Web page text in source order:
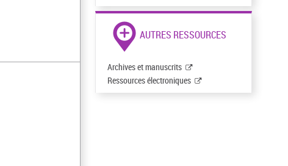
AUTRES RESSOURCES
Archives et manuscrits
Ressources électroniques